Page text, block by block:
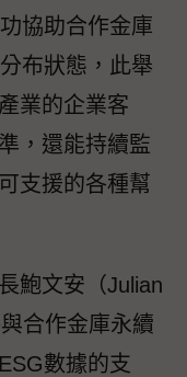
協助合作金庫
布狀態，此舉
業的企業客
，還能持續監
支援的各種幫
鮑文安（Julian
合作金庫永續
數據的支